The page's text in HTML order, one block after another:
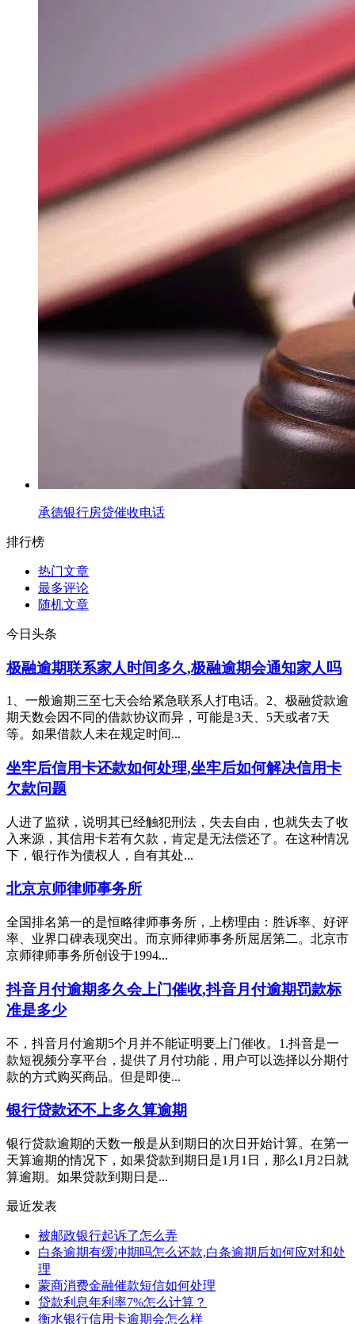
承德银行房贷催收电话
排行榜
热门文章
最多评论
随机文章
今日头条
极融逾期联系家人时间多久,极融逾期会通知家人吗
1、一般逾期三至七天会给紧急联系人打电话。2、极融贷款逾
期天数会因不同的借款协议而异，可能是3天、5天或者7天
等。如果借款人未在规定时间...
坐牢后信用卡还款如何处理,坐牢后如何解决信用卡
欠款问题
人进了监狱，说明其已经触犯刑法，失去自由，也就失去了收
入来源，其信用卡若有欠款，肯定是无法偿还了。在这种情况
下，银行作为债权人，自有其处...
北京京师律师事务所
全国排名第一的是恒略律师事务所，上榜理由：胜诉率、好评
率、业界口碑表现突出。而京师律师事务所屈居第二。北京市
京师律师事务所创设于1994...
抖音月付逾期多久会上门催收,抖音月付逾期罚款标
准是多少
不，抖音月付逾期5个月并不能证明要上门催收。1.抖音是一
款短视频分享平台，提供了月付功能，用户可以选择以分期付
款的方式购买商品。但是即使...
银行贷款还不上多久算逾期
银行贷款逾期的天数一般是从到期日的次日开始计算。在第一
天算逾期的情况下，如果贷款到期日是1月1日，那么1月2日就
算逾期。如果贷款到期日是...
最近发表
被邮政银行起诉了怎么弄
白条逾期有缓冲期吗怎么还款,白条逾期后如何应对和处
理
蒙商消费金融催款短信如何处理
贷款利息年利率7%怎么计算？
衡水银行信用卡逾期会怎么样